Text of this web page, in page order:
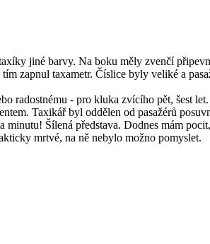
jiné barvy. Na boku měly zvenčí
zapnul taxametr. Číslice byly veliké a
radostnému - pro kluka zvícího pět, šest let.
Taxikář byl oddělen od pasažérů
Šílená představa. Dodnes mám
mrtvé, na ně nebylo možno pomyslet.